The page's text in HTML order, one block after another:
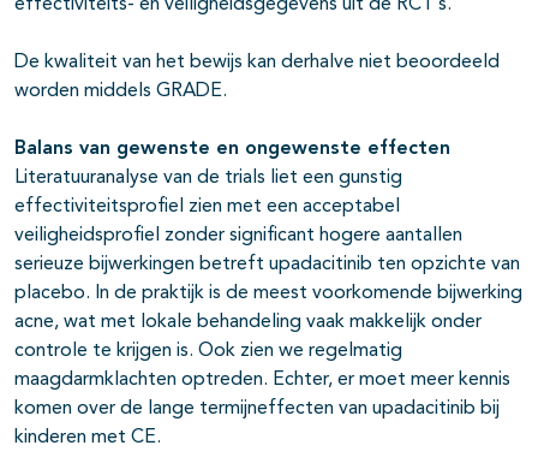
effectiviteits- en veiligheidsgegevens uit de RCT’s.
De kwaliteit van het bewijs kan derhalve niet beoordeeld
worden middels GRADE.
Balans van gewenste en ongewenste effecten
Literatuuranalyse van de trials liet een gunstig
effectiviteitsprofiel zien met een acceptabel
veiligheidsprofiel zonder significant hogere aantallen
serieuze bijwerkingen betreft upadacitinib ten opzichte van
placebo. In de praktijk is de meest voorkomende bijwerking
acne, wat met lokale behandeling vaak makkelijk onder
controle te krijgen is. Ook zien we regelmatig
maagdarmklachten optreden. Echter, er moet meer kennis
komen over de lange termijneffecten van upadacitinib bij
kinderen met CE.